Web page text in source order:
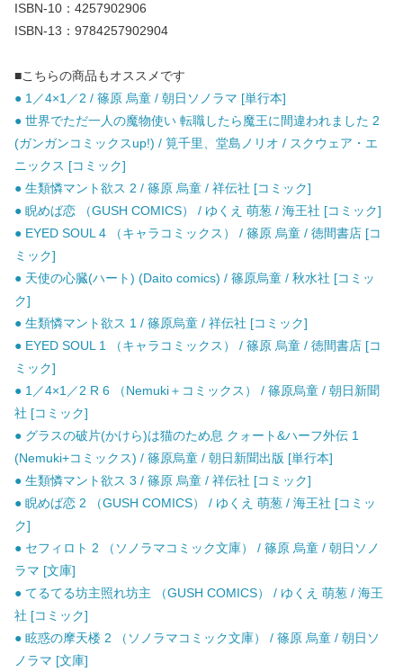
ISBN-10：4257902906
ISBN-13：9784257902904
■こちらの商品もオススメです
● 1／4×1／2 / 篠原 烏童 / 朝日ソノラマ [単行本]
● 世界でただ一人の魔物使い 転職したら魔王に間違われました 2
(ガンガンコミックスup!) / 筧千里、堂島ノリオ / スクウェア・エ
ニックス [コミック]
● 生類憐マント欲ス 2 / 篠原 烏童 / 祥伝社 [コミック]
● 睨めば恋 （GUSH COMICS） / ゆくえ 萌葱 / 海王社 [コミック]
● EYED SOUL 4 （キャラコミックス） / 篠原 烏童 / 徳間書店 [コ
ミック]
● 天使の心臓(ハート) (Daito comics) / 篠原烏童 / 秋水社 [コミッ
ク]
● 生類憐マント欲ス 1 / 篠原烏童 / 祥伝社 [コミック]
● EYED SOUL 1 （キャラコミックス） / 篠原 烏童 / 徳間書店 [コ
ミック]
● 1／4×1／2 R 6 （Nemuki＋コミックス） / 篠原烏童 / 朝日新聞
社 [コミック]
● グラスの破片(かけら)は猫のため息 クォート&ハーフ外伝 1
(Nemuki+コミックス) / 篠原烏童 / 朝日新聞出版 [単行本]
● 生類憐マント欲ス 3 / 篠原 烏童 / 祥伝社 [コミック]
● 睨めば恋 2 （GUSH COMICS） / ゆくえ 萌葱 / 海王社 [コミッ
ク]
● セフィロト 2 （ソノラマコミック文庫） / 篠原 烏童 / 朝日ソノ
ラマ [文庫]
● てるてる坊主照れ坊主 （GUSH COMICS） / ゆくえ 萌葱 / 海王
社 [コミック]
● 眩惑の摩天楼 2 （ソノラマコミック文庫） / 篠原 烏童 / 朝日ソ
ノラマ [文庫]